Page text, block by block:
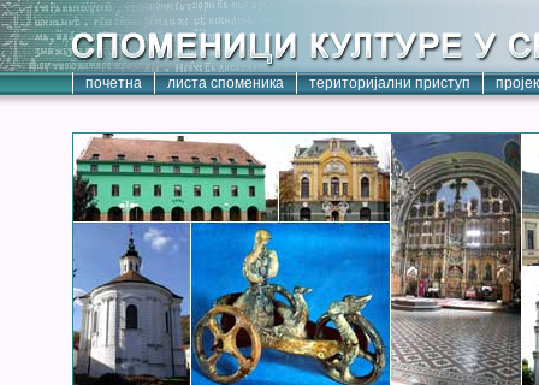
почетна листа споменика територијални приступ